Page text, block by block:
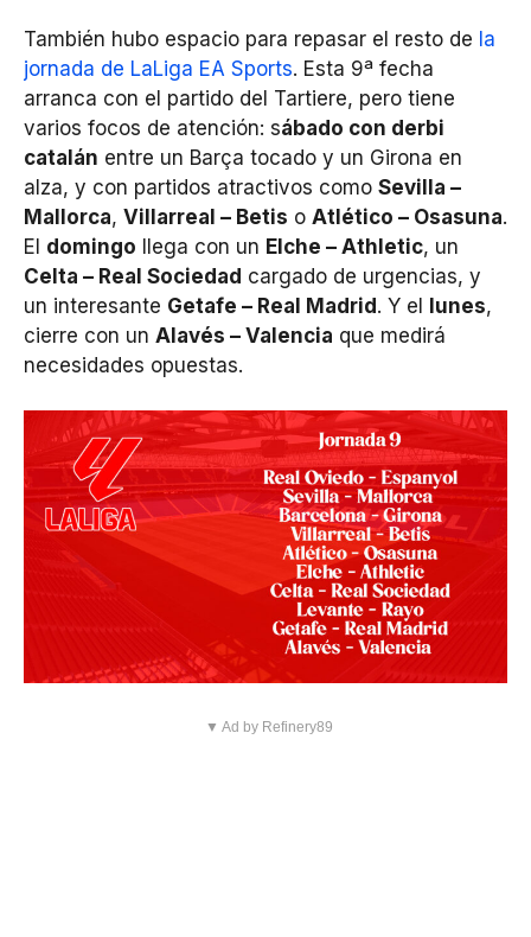
También hubo espacio para repasar el resto de la
jornada de LaLiga EA Sports. Esta 9ª fecha
arranca con el partido del Tartiere, pero tiene
varios focos de atención: sábado con derbi
catalán entre un Barça tocado y un Girona en
alza, y con partidos atractivos como Sevilla –
Mallorca, Villarreal – Betis o Atlético – Osasuna.
El domingo llega con un Elche – Athletic, un
Celta – Real Sociedad cargado de urgencias, y
un interesante Getafe – Real Madrid. Y el lunes,
cierre con un Alavés – Valencia que medirá
necesidades opuestas.
▼ Ad by Refinery89